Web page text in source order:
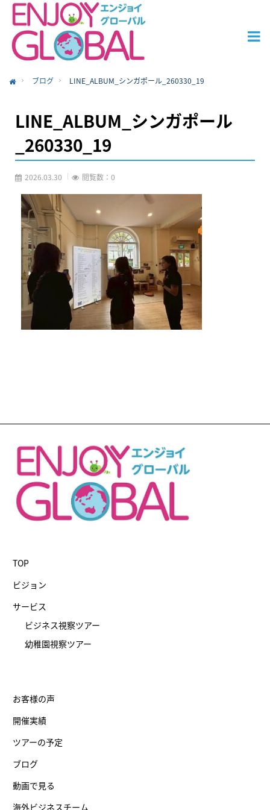
ブログ LINE_ALBUM_シンガポール_260330_19
LINE_ALBUM_シンガポール
_260330_19
2026.03.30 閲覧数：0
TOP
ビジョン
サービス
ビジネス視察ツアー
幼稚園視察ツアー
お客様の声
開催実績
ツアーの予定
ブログ
動画で見る
海外ビジネスチーム